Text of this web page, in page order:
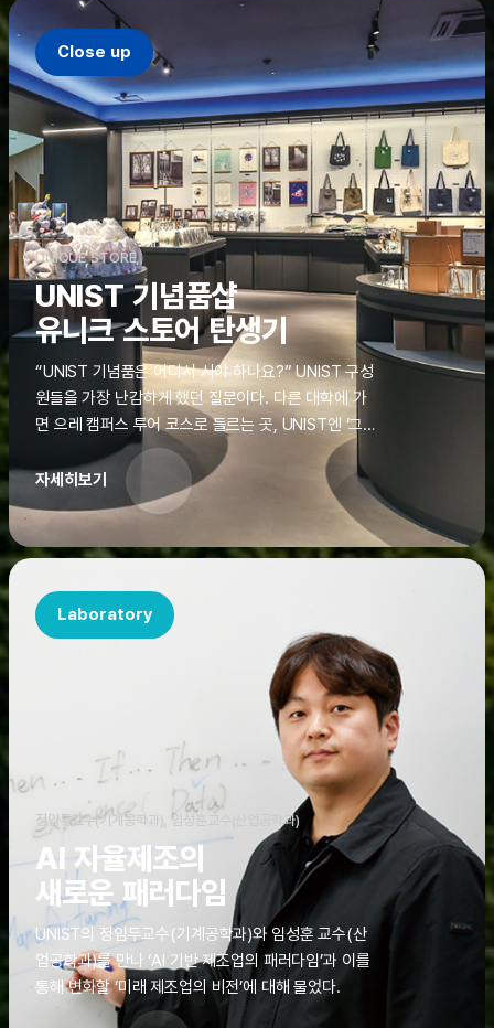
Close up
UNIQUE STORE
UNIST 기념품샵
유니크 스토어 탄생기
“UNIST 기념품은 어디서 사야 하나요?” UNIST 구성
원들을 가장 난감하게 했던 질문이다. 다른 대학에 가
면 으레 캠퍼스 투어 코스로 들르는 곳, UNIST엔 ‘그
것’이 없었다. 학교 탐방을 왔던 고등학생도, 자녀를 방
문하러 온 학부모도 빈손으로 돌려보내야 했던 아쉬움
을 달래줄 공간이 ‘유니크 스토어(UNIQUE
STORE)’라는 이름으로 지난해 11월 문을 열었다.
자세히보기
Laboratory
정임두교수(기계공학과), 임성훈교수(산업공학과)
AI 자율제조의
새로운 패러다임
UNIST의 정임두교수(기계공학과)와 임성훈 교수(산
업공학과)를 만나 ‘AI 기반 제조업의 패러다임’과 이를
통해 변화할 ‘미래 제조업의 비전’에 대해 물었다.